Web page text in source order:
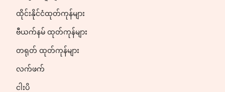
ထိုင်းနိုင်ငံထုတ်ကုန်များ
ဗီယက်နမ် ထုတ်ကုန်များ
တရုတ် ထုတ်ကုန်များ
လက်ဖက်
ငါးပိ